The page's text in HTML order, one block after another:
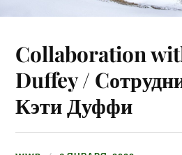
Collaboration
Duffey /
Кэти Дуффи